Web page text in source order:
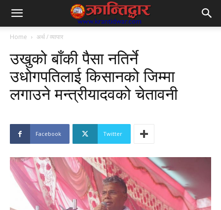
Home अर्थ / व्यापार
उखुको बाँकी पैसा नतिर्ने
उधोगपतिलाई किसानको जिम्मा
लगाउने मन्त्रीयादवको चेतावनी
Facebook Twitter